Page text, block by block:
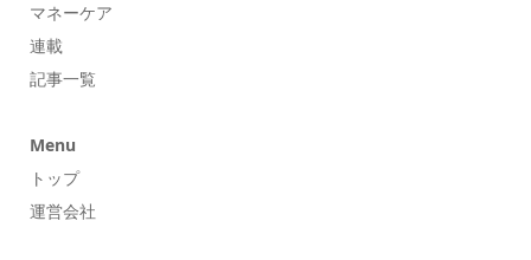
マネーケア
連載
記事一覧
Menu
トップ
運営会社